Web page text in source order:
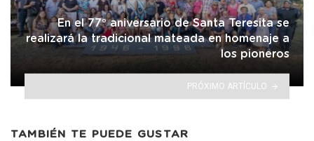
En el 77° aniversario de Santa Teresita se
realizará la tradicional mateada en homenaje a
los pioneros
PRÓXIMO ARTÍCULO
TAMBIÉN TE PUEDE GUSTAR